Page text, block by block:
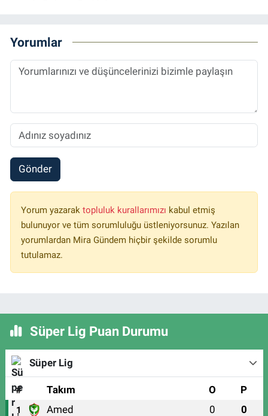
Yorumlar
Gönder
Yorum yazarak topluluk kurallarımızı kabul etmiş
bulunuyor ve tüm sorumluluğu üstleniyorsunuz. Yazılan
yorumlardan Mira Gündem hiçbir şekilde sorumlu
tutulamaz.
Süper Lig Puan Durumu
Süper Lig
# Takım O P
1 Amed 0 0